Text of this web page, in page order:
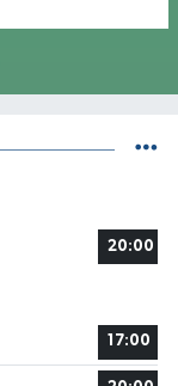
20:00
17:00